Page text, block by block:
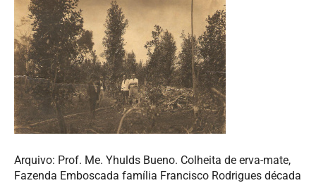
Arquivo: Prof. Me. Yhulds Bueno. Colheita de erva-mate,
Fazenda Emboscada família Francisco Rodrigues década